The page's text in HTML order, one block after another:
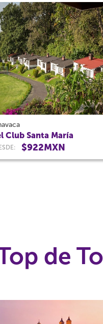
Club Santa María
$922MXN
de